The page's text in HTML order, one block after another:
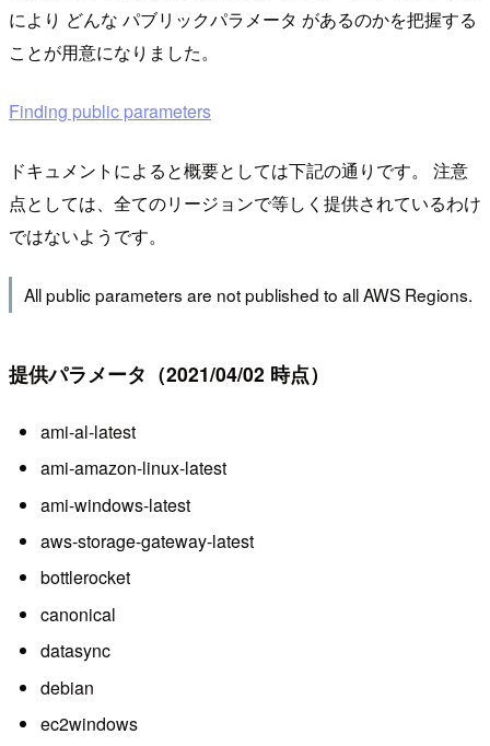
により どんな パブリックパラメータ があるのかを把握する
ことが用意になりました。
Finding public parameters
ドキュメントによると概要としては下記の通りです。 注意
点としては、全てのリージョンで等しく提供されているわけ
ではないようです。
All public parameters are not published to all AWS Regions.
提供パラメータ（2021/04/02 時点）
ami-al-latest
ami-amazon-linux-latest
ami-windows-latest
aws-storage-gateway-latest
bottlerocket
canonical
datasync
debian
ec2windows